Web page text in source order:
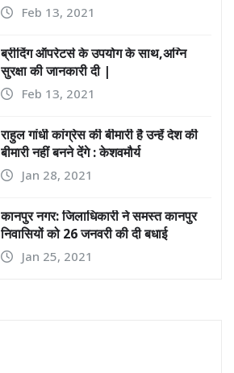
Feb 13, 2021
ब्रीदिंग ऑपरेटर्स के उपयोग के साथ,अग्नि
सुरक्षा की जानकारी दी |
Feb 13, 2021
राहुल गांधी कांग्रेस की बीमारी है उन्हें देश की
बीमारी नहीं बनने देंगे : केशवमौर्य
Jan 28, 2021
कानपुर नगर: जिलाधिकारी ने समस्त कानपुर
निवासियों को 26 जनवरी की दी बधाई
Jan 25, 2021